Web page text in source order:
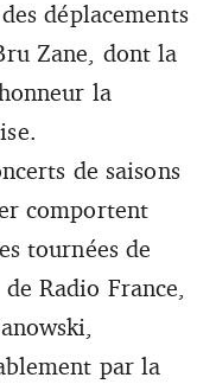
déplacements
Zane, dont la
la
de saisons
comportent
tournées de
Radio France,
par la